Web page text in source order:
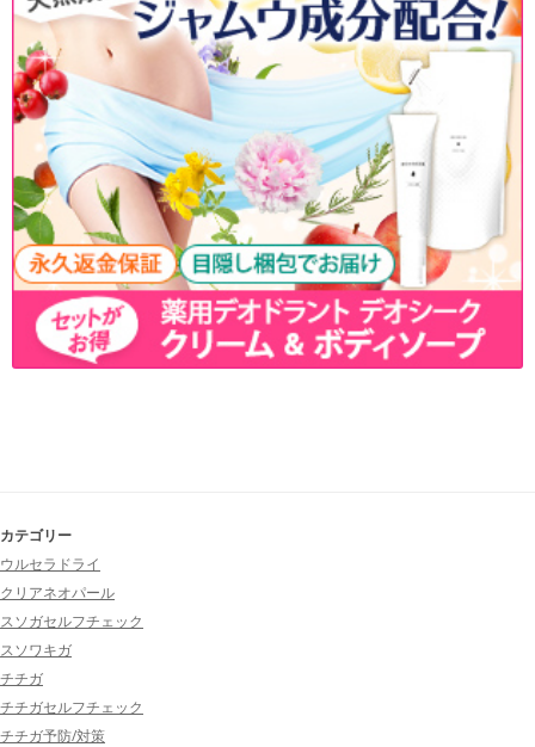
カテゴリー
ウルセラドライ
クリアネオパール
スソガセルフチェック
スソワキガ
チチガ
チチガセルフチェック
チチガ予防/対策